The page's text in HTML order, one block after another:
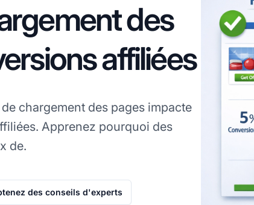
des
affiliées
chargement des pages impacte
Apprenez pourquoi des
de.
des conseils d'experts